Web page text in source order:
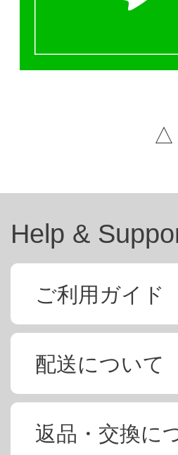
△
Help &
ご利用ガイド
配送について
返品・交換に